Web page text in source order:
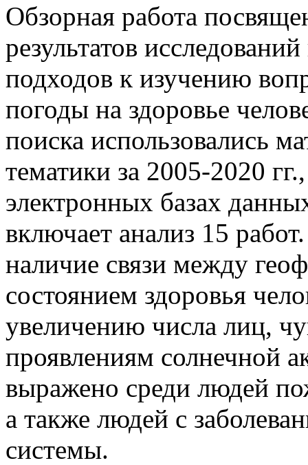
Обзорная работа
результатов
подходов к изучению
погоды на здоровье
поиска использовались
тематики за 2005-2020
электронных базах
включает анализ 15
наличие связи между
состоянием здоровья
увеличению числа лиц,
проявлениям солнечной
выражено среди людей
а также людей с
системы.